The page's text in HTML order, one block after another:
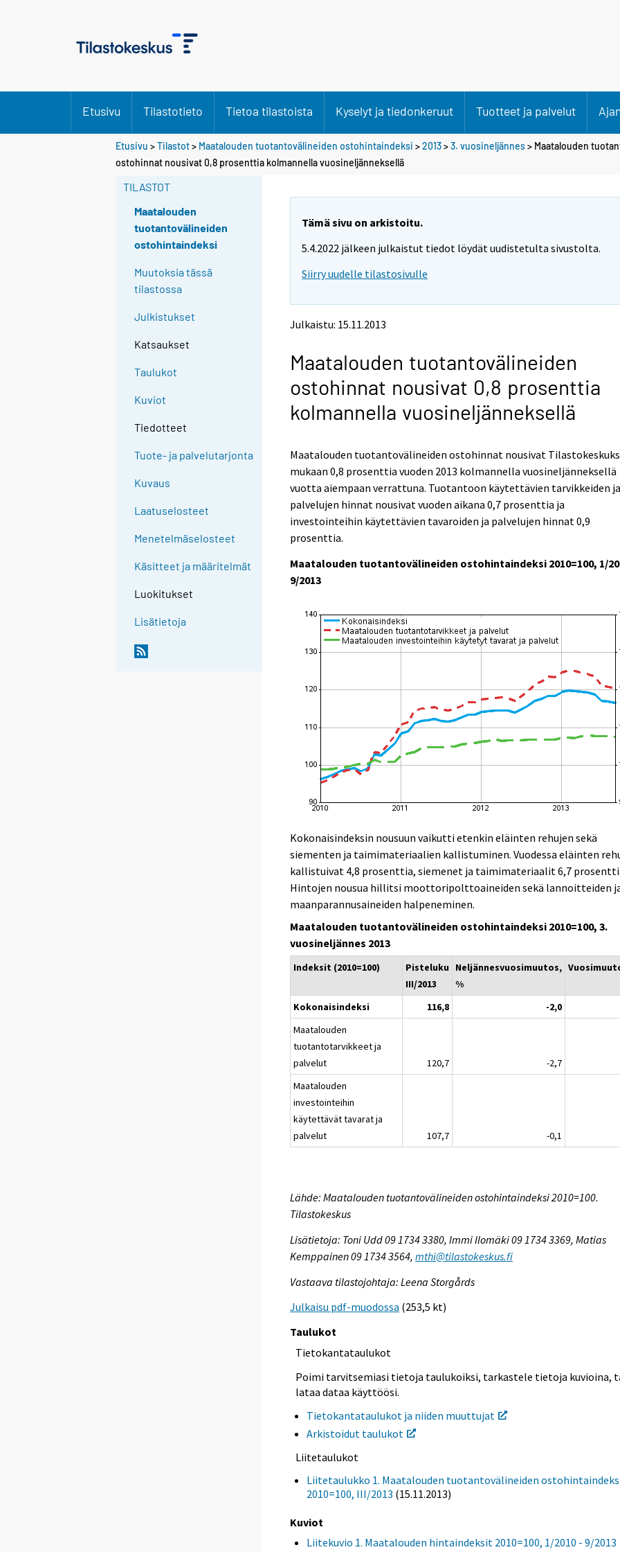
Etusivu Tilastotieto Tietoa tilastoista Kyselyt ja tiedonkeruut Tuotteet ja palvelut
Etusivu >Tilastot> Maatalouden tuotantovälineiden ostohintaindeksi >2013>3. vuosineljännes> Maatalouden
ostohinnat nousivat 0,8 prosenttia kolmannella vuosineljänneksellä
TILASTOT
Maatalouden
tuotantovälineiden
ostohintaindeksi
Muutoksia tässä
tilastossa
Julkistukset
Katsaukset
Taulukot
Kuviot
Tiedotteet
Tuote- ja palvelutarjonta
Kuvaus
Laatuselosteet
Menetelmäselosteet
Käsitteet ja määritelmät
Luokitukset
Lisätietoja
Tämä sivu on arkistoitu.
5.4.2022 jälkeen julkaistut tiedot löydät uudistetulta sivustolta.
Siirry uudelle tilastosivulle
Julkaistu: 15.11.2013
Maatalouden tuotantovälineiden
ostohinnat nousivat 0,8 prosenttia
kolmannella vuosineljänneksellä
Maatalouden tuotantovälineiden ostohinnat nousivat
mukaan 0,8 prosenttia vuoden 2013 kolmannella vuosineljänneksellä
vuotta aiempaan verrattuna. Tuotantoon käytettävien tarvikkeiden
palvelujen hinnat nousivat vuoden aikana 0,7 prosenttia ja
investointeihin käytettävien tavaroiden ja palvelujen hinnat 0,9
prosenttia.
Maatalouden tuotantovälineiden ostohintaindeksi 2010=100, 1/
9/2013
Kokonaisindeksin nousuun vaikutti etenkin eläinten rehujen sekä
siementen ja taimimateriaalien kallistuminen. Vuodessa eläinten
kallistuivat 4,8 prosenttia, siemenet ja taimimateriaalit 6,7
Hintojen nousua hillitsi moottoripolttoaineiden sekä lannoitteiden
maanparannusaineiden halpeneminen.
Maatalouden tuotantovälineiden ostohintaindeksi 2010=100, 3.
vuosineljännes 2013
Indeksit (2010=100)
Pisteluku
III/2013
Neljännesvuosimuutos,
%
Kokonaisindeksi 116,8
-2,0
Maatalouden
tuotantotarvikkeet ja
palvelut
120,7
-2,7
Maatalouden
investointeihin
käytettävät tavarat ja
palvelut
107,7 -0,1
Lähde: Maatalouden tuotantovälineiden ostohintaindeksi 2010=100.
Tilastokeskus
Lisätietoja: Toni Udd 09 1734 3380, Immi Ilomäki 09 1734 3369, Matias
Kemppainen 09 1734 3564,mthi@tilastokeskus.fi
Vastaava tilastojohtaja: Leena Storgårds
Julkaisu pdf-muodossa (253,5 kt)
Taulukot
Tietokantataulukot
Poimi tarvitsemiasi tietoja taulukoiksi, tarkastele tietoja kuvioina,
lataa dataa käyttöösi.
Tietokantataulukot ja niiden muuttujat
Y
o
Arkistoidut taulukot
Y
o
Liitetaulukot
Liitetaulukko 1. Maatalouden tuotantovälineiden
2010=100, III/2013 (15.11.2013)
Kuviot
Liitekuvio 1. Maatalouden hintaindeksit 2010=100, 1/2010 - 9/2013